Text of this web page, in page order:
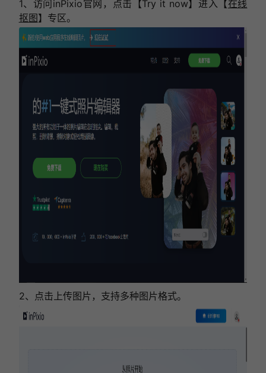
1、访问inPixio官网，点击【Try it now】进入【在线
抠图】专区。
2、点击上传图片，支持多种图片格式。